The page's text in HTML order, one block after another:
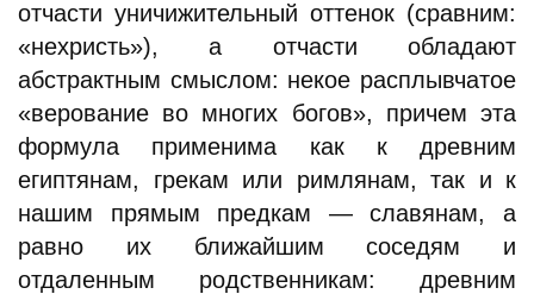
отчасти уничижительный оттенок (сравним:
«нехристь»), а отчасти обладают
абстрактным смыслом: некое расплывчатое
«верование во многих богов», причем эта
формула применима как к древним
египтянам, грекам или римлянам, так и к
нашим прямым предкам — славянам, а
равно их ближайшим соседям и
отдаленным родственникам: древним